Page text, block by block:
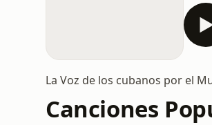
La Voz de los cubanos por el
Canciones